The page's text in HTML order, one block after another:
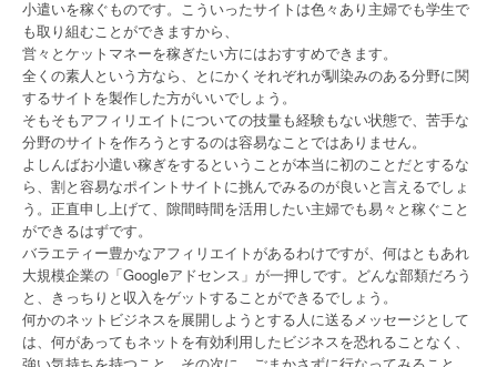
小遣いを稼ぐものです。こういったサイトは色々あり主婦でも学生で
も取り組むことができますから、
営々とケットマネーを稼ぎたい方にはおすすめできます。
全くの素人という方なら、とにかくそれぞれが馴染みのある分野に関
するサイトを製作した方がいいでしょう。
そもそもアフィリエイトについての技量も経験もない状態で、苦手な
分野のサイトを作ろうとするのは容易なことではありません。
よしんばお小遣い稼ぎをするということが本当に初のことだとするな
ら、割と容易なポイントサイトに挑んでみるのが良いと言えるでしょ
う。正直申し上げて、隙間時間を活用したい主婦でも易々と稼ぐこと
ができるはずです。
バラエティー豊かなアフィリエイトがあるわけですが、何はともあれ
大規模企業の「Googleアドセンス」が一押しです。どんな部類だろう
と、きっちりと収入をゲットすることができるでしょう。
何かのネットビジネスを展開しようとする人に送るメッセージとして
は、何があってもネットを有効利用したビジネスを恐れることなく、